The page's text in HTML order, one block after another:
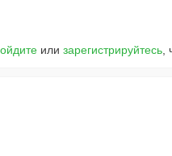
илизарегистрируйтесь